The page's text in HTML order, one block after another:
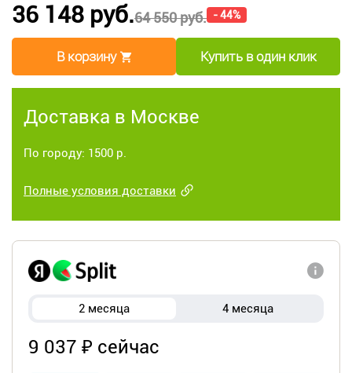
64 550 руб. - 44%
36 148 руб.
В корзину Купить в один клик
Доставка в Москве
По городу: 1500 р.
Полные условия доставки
2 месяца 4 месяца
9 037 ₽ сейчас